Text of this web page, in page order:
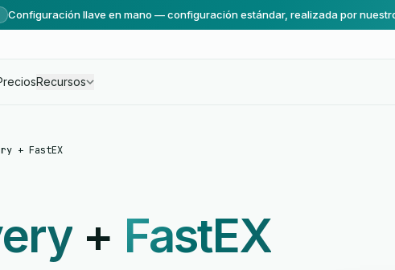
Configuración llave en mano — configuración estándar, realizada por
Recursos
+ FastEX
+ FastEX